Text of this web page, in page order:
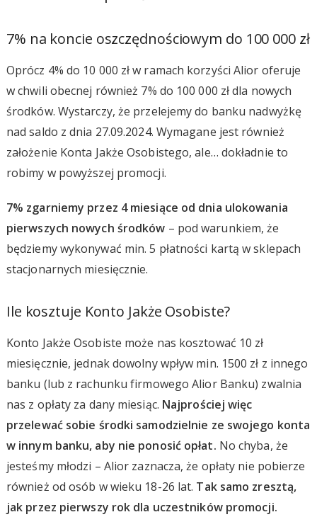
7% na koncie oszczędnościowym do 100 000 zł
Oprócz 4% do 10 000 zł w ramach korzyści Alior oferuje
w chwili obecnej również 7% do 100 000 zł dla nowych
środków. Wystarczy, że przelejemy do banku nadwyżkę
nad saldo z dnia 27.09.2024. Wymagane jest również
założenie Konta Jakże Osobistego, ale… dokładnie to
robimy w powyższej promocji.
7% zgarniemy przez 4 miesiące od dnia ulokowania
pierwszych nowych środków – pod warunkiem, że
będziemy wykonywać min. 5 płatności kartą w sklepach
stacjonarnych miesięcznie.
Ile kosztuje Konto Jakże Osobiste?
Konto Jakże Osobiste może nas kosztować 10 zł
miesięcznie, jednak dowolny wpływ min. 1500 zł z innego
banku (lub z rachunku firmowego Alior Banku) zwalnia
nas z opłaty za dany miesiąc. Najprościej więc
przelewać sobie środki samodzielnie ze swojego konta
w innym banku, aby nie ponosić opłat. No chyba, że
jesteśmy młodzi – Alior zaznacza, że opłaty nie pobierze
również od osób w wieku 18-26 lat. Tak samo zresztą,
jak przez pierwszy rok dla uczestników promocji.